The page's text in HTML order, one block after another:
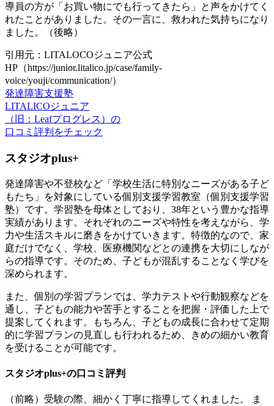
導員の方が「お買い物にでも行ってきたら」と声をかけてく
れたことがありました。その一言に、救われた気持ちになり
ました。（後略）
引用元：LITALOCOジュニア公式
HP（https://junior.litalico.jp/case/family-
voice/youji/communication/）
発達障害支援塾
LITALICOジュニア
（旧：Leafプログレス）の
口コミ評判をチェック
スタジオplus+
発達障害や不登校など「学校生活に特別なニーズがある子ど
もたち」を対象にしている個別支援学習教室（個別支援学習
塾）です。学習塾を母体としており、38年という豊かな指導
実績があります。それぞれのニーズや特性を考えながら、学
力や生活スキルに磨きをかけていきます。特徴的なので、家
庭だけでなく、学校、医療機関などとの連携を大切にしなが
らの指導です。そのため、子どもが混乱することなく学びを
深められます。
また、個別の学習プランでは、学力テストや行動観察などを
通し、子どもの能力や苦手とすることを把握・評価した上で
提案してくれます。もちろん、子どもの成長に合わせて定期
的に学習プランの見直しも行われるため、きめの細かい教育
を受けることが可能です。
スタジオplus+の口コミ評判
（前略）受験の際、細かく丁寧に指導してくれました。 ま